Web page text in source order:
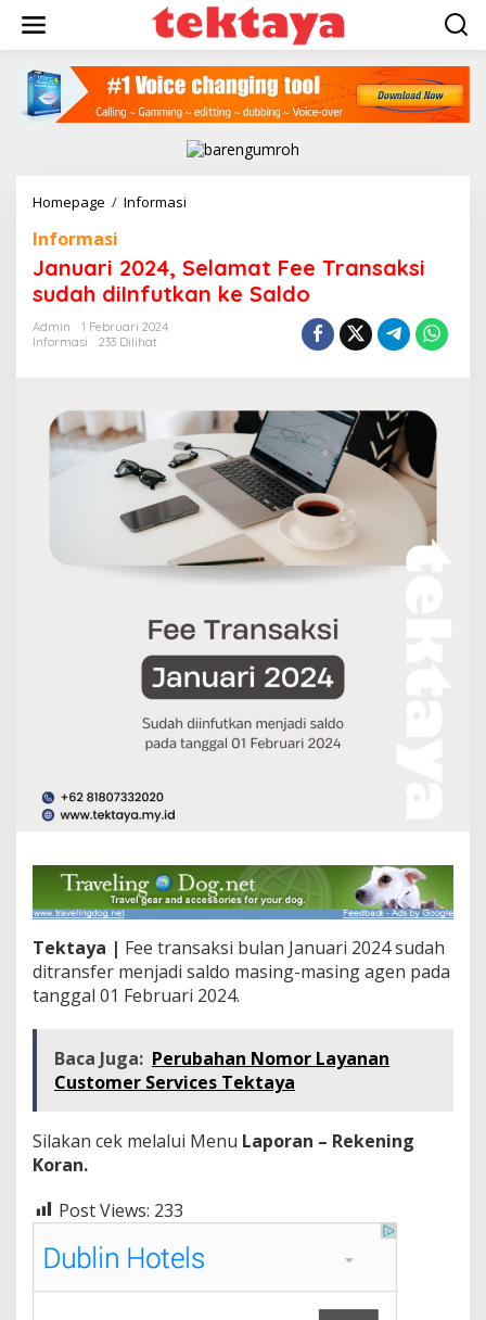
konten
Homepage / Informasi
Fee
Transaksi
sudah
Informasi
Januari 2024, Selamat Fee Transaksi
sudah diInfutkan ke Saldo
Admin
1 Februari 2024
Informasi
233 Dilihat
Tektaya | Fee transaksi bulan Januari 2024 sudah
ditransfer menjadi saldo masing-masing agen pada
tanggal 01 Februari 2024.
Baca Juga: Perubahan Nomor Layanan
Customer Services Tektaya
Silakan cek melalui Menu Laporan – Rekening
Koran.
Post Views: 233